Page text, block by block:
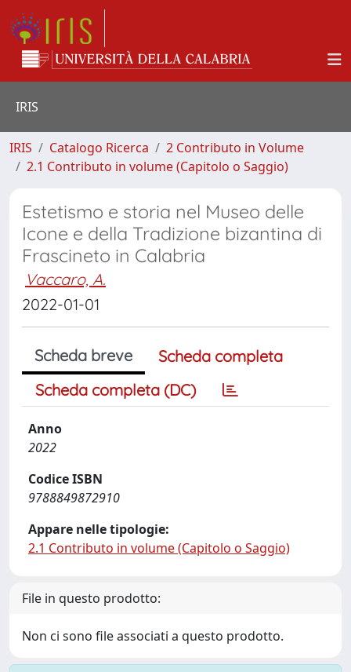
IRIS
IRIS Catalogo Ricerca
2 Contributo in Volume
2.1 Contributo in volume (Capitolo o Saggio)
Estetismo e storia nel Museo delle
Icone e della Tradizione bizantina di
Frascineto in Calabria
Vaccaro, A.
2022-01-01
Scheda breve
Scheda completa
Scheda completa (DC)
Anno
2022
Codice ISBN
9788849872910
Appare nelle tipologie:
2.1 Contributo in volume (Capitolo o Saggio)
File in questo prodotto:
Non ci sono file associati a questo prodotto.